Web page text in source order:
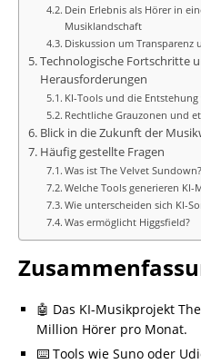
Dein Erlebnis als Hörer in
Musiklandschaft
Diskussion um Transparenz
Technologische Fortschritte
Herausforderungen
KI-Tools und die
Rechtliche Grauzonen und
Blick in die Zukunft der
Häufig gestellte Fragen
Was ist The Velvet Sundown?
Welche Tools generieren KI-
Wie unterscheiden sich KI-
Was ermöglicht Higgsfield?
🤖 Das KI-Musikprojekt
Million Hörer pro Monat.
⌨️ Tools wie Suno oder